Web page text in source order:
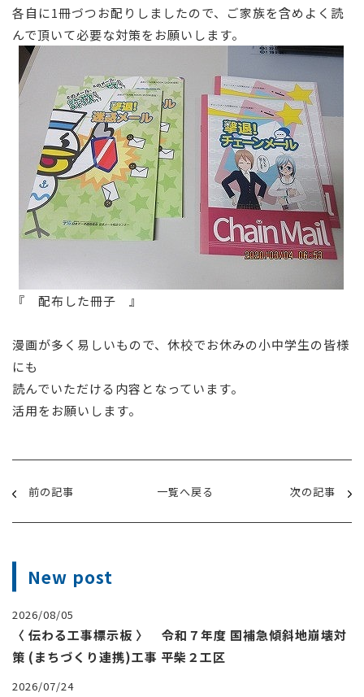
各自に1冊づつお配りしましたので、ご家族を含めよく読
んで頂いて必要な対策をお願いします。
『 配布した冊子 』
漫画が多く易しいもので、休校でお休みの小中学生の皆様
にも
読んでいただける内容となっています。
活用をお願いします。
前の記事 一覧へ戻る 次の記事
New post
2026/08/05
〈 伝わる工事標示板 〉 令和７年度 国補急傾斜地崩壊対
策 (まちづくり連携)工事 平柴２工区
2026/07/24